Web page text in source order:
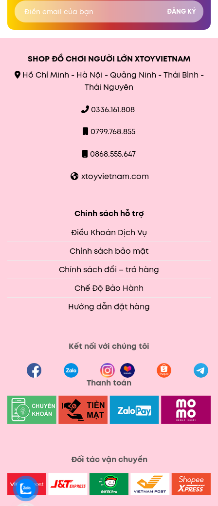
SHOP ĐỒ CHƠI NGƯỜI LỚN XTOYVIETNAM
Hồ Chí Minh - Hà Nội - Quảng Ninh - Thái Bình -
Thái Nguyên
0336.161.808
0799.768.855
0868.555.647
xtoyvietnam.com
Chính sách hỗ trợ
Điều Khoản Dịch Vụ
Chính sách bảo mật
Chính sách đổi – trả hàng
Chế Độ Bảo Hành
Hướng dẫn đặt hàng
Kết nối với chúng tôi
Thanh toán
Đối tác vận chuyển